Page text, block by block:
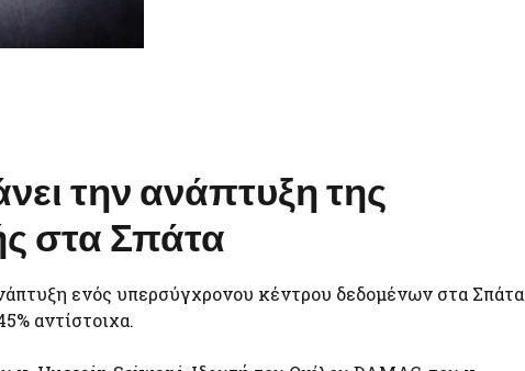
την ανάπτυξη της
στα Σπάτα
ενός υπερσύγχρονου κέντρου δεδομένων στα Σπάτα
αντίστοιχα.